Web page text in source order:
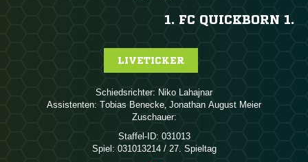
1. FC QUICKBORN 1.
LIVETICKER
Schiedsrichter:  
Assistenten:  ,   
Zuschauer:
Staffel-ID: 031013
Spiel: 031013214 / 27. Spieltag